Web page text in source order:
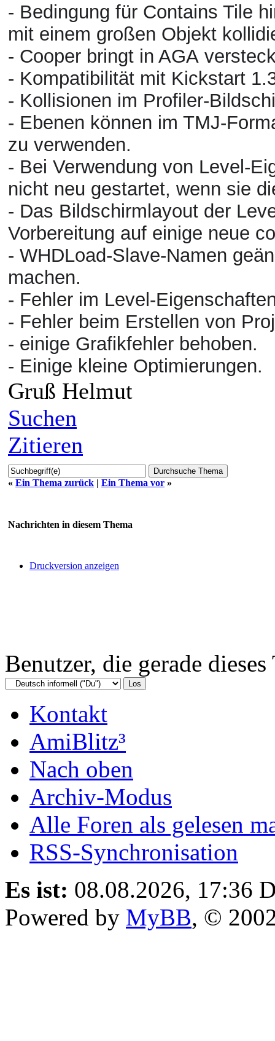
- Bedingung für Contains Tile
mit einem großen Objekt
- Cooper bringt in AGA
- Kompatibilität mit Kickstart
- Kollisionen im Profiler-
- Ebenen können im TMJ-
zu verwenden.
- Bei Verwendung von Level-
nicht neu gestartet, wenn sie
- Das Bildschirmlayout der
Vorbereitung auf einige neue
- WHDLoad-Slave-Namen
machen.
- Fehler im Level-
- Fehler beim Erstellen von
- einige Grafikfehler behoben.
- Einige kleine Optimierungen.
Gruß Helmut
Suchen
Zitieren
« Ein Thema zurück | Ein Thema vor »
Nachrichten in diesem Thema
Druckversion anzeigen
Benutzer, die gerade
Kontakt
AmiBlitz³
Nach oben
Archiv-Modus
Alle Foren als gelesen
RSS-Synchronisation
Es ist: 08.08.2026, 17:36
Powered by MyBB, ©